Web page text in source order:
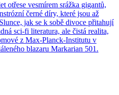
otřese vesmírem srážka gigantů,
černé díry, které jsou až
jak se k sobě divoce přitahují
sci-fi literatura, ale čistá realita,
z Max-Planck-Institutu v
blazaru Markarian 501.